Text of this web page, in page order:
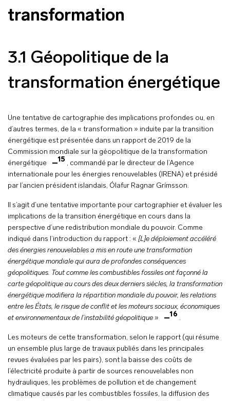
transformation
3.1 Géopolitique de la
transformation énergétique
Une tentative de cartographie des implications profondes ou, en
d’autres termes, de la « transformation » induite par la transition
énergétique est présentée dans un rapport de 2019 de la
Commission mondiale sur la géopolitique de la transformation
énergétique
15 , commandé par le directeur de l’Agence
internationale pour les énergies renouvelables (IRENA) et présidé
par l’ancien président islandais, Ólafur Ragnar Grímsson.
Il s’agit d’une tentative importante pour cartographier et évaluer les
implications de la transition énergétique en cours dans la
perspective d’une redistribution mondiale du pouvoir. Comme
indiqué dans l’introduction du rapport : « [L]e déploiement accéléré
des énergies renouvelables a mis en route une transformation
énergétique mondiale qui aura de profondes conséquences
géopolitiques. Tout comme les combustibles fossiles ont façonné la
carte géopolitique au cours des deux derniers siècles, la transformation
énergétique modifiera la répartition mondiale du pouvoir, les relations
entre les États, le risque de conflit et les moteurs sociaux, économiques
et environnementaux de l’instabilité géopolitique » 16 .
Les moteurs de cette transformation, selon le rapport (qui résume
un ensemble plus large de travaux publiés dans les principales
revues évaluées par les pairs), sont la baisse des coûts de
l’électricité produite à partir de sources renouvelables non
hydrauliques, les problèmes de pollution et de changement
climatique causés par les combustibles fossiles, la diffusion des